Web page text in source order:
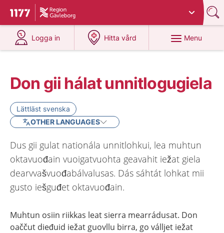
To start page for 1177
Du har valt region
Logga in
at 1177.se
Hitta vård
at 1177.se
Menu
Don gii hálat unnitlogugiela
Lättläst svenska
OTHER LANGUAGES
Dus gii gulat nationála unnitlohkui, lea muhtun
oktavuođain vuoigatvuohta geavahit iežat giela
dearvvašvuođabálvalusas. Dás sáhtát lohkat mii
gusto iešguđet oktavuođain.
Muhtun osiin riikkas leat sierra mearrádusat. Don
oaččut dieđuid iežat guovllu birra, go válljet iežat